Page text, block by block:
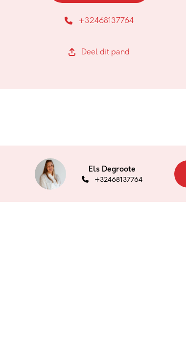
+32468137764
Deel dit pand
Els Degroote
+32468137764